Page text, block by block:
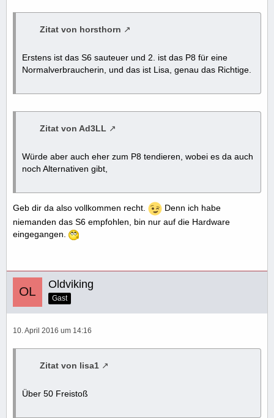
Zitat von horsthorn
Erstens ist das S6 sauteuer und 2. ist das P8 für eine
Normalverbraucherin, und das ist Lisa, genau das Richtige.
Zitat von Ad3LL
Würde aber auch eher zum P8 tendieren, wobei es da auch
noch Alternativen gibt,
Geb dir da also vollkommen recht.
Denn ich habe
niemanden das S6 empfohlen, bin nur auf die Hardware
eingegangen.
Oldviking
Gast
10. April 2016 um 14:16
Zitat von lisa1
Über 50 Freistoß